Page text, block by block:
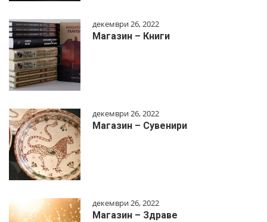
декември 26, 2022
Магазин – Книги
декември 26, 2022
Магазин – Сувенири
декември 26, 2022
Магазин – Здраве